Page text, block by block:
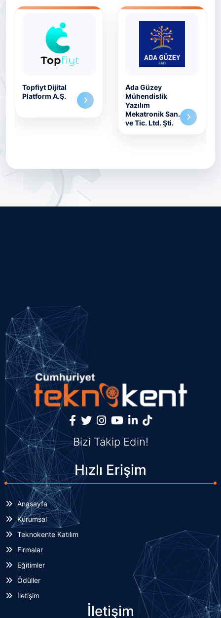
Topfiyt Dijital
Platform A.Ş.
Ada Güzey
Mühendislik
Yazılım
Mekatronik San.
ve Tic. Ltd. Şti.
Bizi Takip Edin!
Hızlı Erişim
Anasayfa
Kurumsal
Teknokente Katılım
Firmalar
Eğitimler
Ödüller
İletişim
İletişim